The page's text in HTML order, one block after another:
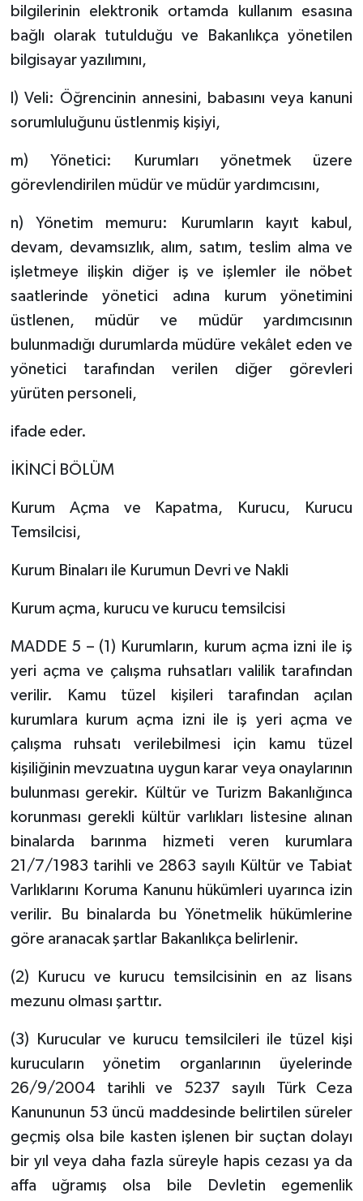
bilgilerinin elektronik ortamda kullanım esasına
bağlı olarak tutulduğu ve Bakanlıkça yönetilen
bilgisayar yazılımını,
l) Veli: Öğrencinin annesini, babasını veya kanuni
sorumluluğunu üstlenmiş kişiyi,
m) Yönetici: Kurumları yönetmek üzere
görevlendirilen müdür ve müdür yardımcısını,
n) Yönetim memuru: Kurumların kayıt kabul,
devam, devamsızlık, alım, satım, teslim alma ve
işletmeye ilişkin diğer iş ve işlemler ile nöbet
saatlerinde yönetici adına kurum yönetimini
üstlenen, müdür ve müdür yardımcısının
bulunmadığı durumlarda müdüre vekâlet eden ve
yönetici tarafından verilen diğer görevleri
yürüten personeli,
ifade eder.
İKİNCİ BÖLÜM
Kurum Açma ve Kapatma, Kurucu, Kurucu
Temsilcisi,
Kurum Binaları ile Kurumun Devri ve Nakli
Kurum açma, kurucu ve kurucu temsilcisi
MADDE 5 – (1) Kurumların, kurum açma izni ile iş
yeri açma ve çalışma ruhsatları valilik tarafından
verilir. Kamu tüzel kişileri tarafından açılan
kurumlara kurum açma izni ile iş yeri açma ve
çalışma ruhsatı verilebilmesi için kamu tüzel
kişiliğinin mevzuatına uygun karar veya onaylarının
bulunması gerekir. Kültür ve Turizm Bakanlığınca
korunması gerekli kültür varlıkları listesine alınan
binalarda barınma hizmeti veren kurumlara
21/7/1983 tarihli ve 2863 sayılı Kültür ve Tabiat
Varlıklarını Koruma Kanunu hükümleri uyarınca izin
verilir. Bu binalarda bu Yönetmelik hükümlerine
göre aranacak şartlar Bakanlıkça belirlenir.
(2) Kurucu ve kurucu temsilcisinin en az lisans
mezunu olması şarttır.
(3) Kurucular ve kurucu temsilcileri ile tüzel kişi
kurucuların yönetim organlarının üyelerinde
26/9/2004 tarihli ve 5237 sayılı Türk Ceza
Kanununun 53 üncü maddesinde belirtilen süreler
geçmiş olsa bile kasten işlenen bir suçtan dolayı
bir yıl veya daha fazla süreyle hapis cezası ya da
affa uğramış olsa bile Devletin egemenlik